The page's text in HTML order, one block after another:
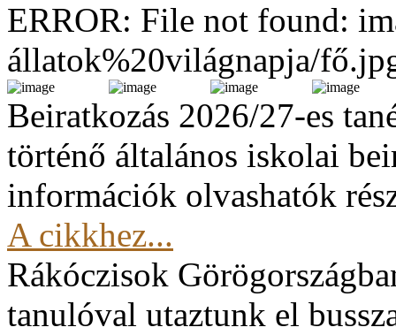
ERROR: File not found:
állatok%20világnapja/
Beiratkozás 2026/27-es
történő általános iskolai
információk olvashatók
A cikkhez...
Rákóczisok
tanulóval utaztunk el